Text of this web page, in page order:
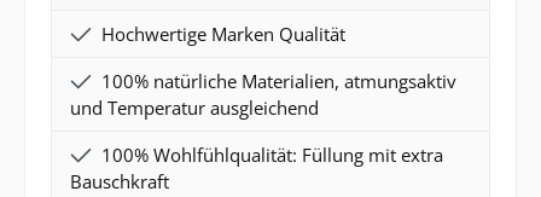
Hochwertige Marken Qualität
100% natürliche Materialien, atmungsaktiv
und Temperatur ausgleichend
100% Wohlfühlqualität: Füllung mit extra
Bauschkraft